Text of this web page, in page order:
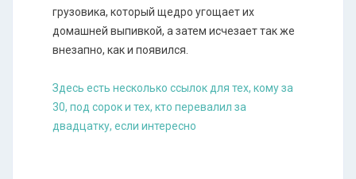
грузовика, который щедро угощает их
домашней выпивкой, а затем исчезает так же
внезапно, как и появился.
Здесь есть несколько ссылок для тех, кому за
30, под сорок и тех, кто перевалил за
двадцатку, если интересно